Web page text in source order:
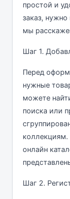
простой и
заказ,
мы
Шаг 1.
Перед
нужные
можете
поиска или
онлайн
Шаг 2.